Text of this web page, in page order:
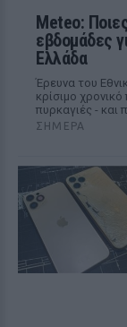
Meteo:
εβδομάδες
Ελλάδα
Έρευνα του
κρίσιμο
πυρκαγιές - και
ΣΉΜΕΡΑ